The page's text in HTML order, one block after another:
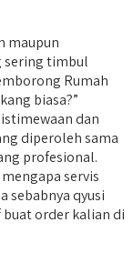
maupun
sering timbul
Rumah
biasa?”
dan
diperoleh sama
profesional.
servis
sebabnya qyusi
order kalian di